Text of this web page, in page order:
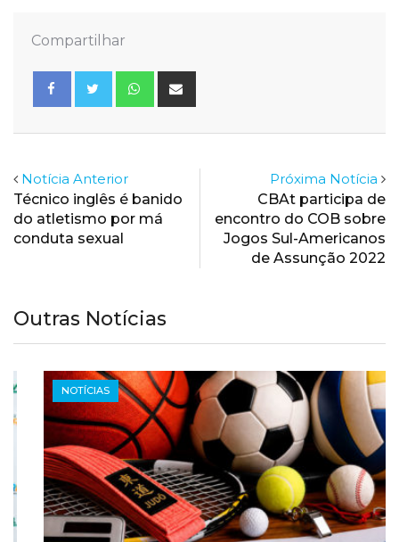
Compartilhar
Whatsapp
Notícia Anterior
Técnico inglês é banido
do atletismo por má
conduta sexual
Próxima Notícia
CBAt participa de
encontro do COB sobre
Jogos Sul-Americanos
de Assunção 2022
Outras Notícias
NOTÍCIAS